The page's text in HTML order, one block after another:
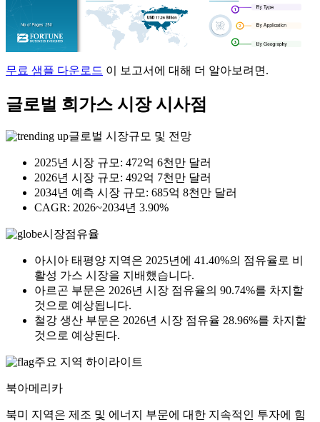
무료 샘플 다운로드 이 보고서에 대해 더 알아보려면.
글로벌 희가스 시장 시사점
글로벌 시장규모 및 전망
2025년 시장 규모: 472억 6천만 달러
2026년 시장 규모: 492억 7천만 달러
2034년 예측 시장 규모: 685억 8천만 달러
CAGR: 2026~2034년 3.90%
시장점유율
아시아 태평양 지역은 2025년에 41.40%의 점유율로 비
활성 가스 시장을 지배했습니다.
아르곤 부문은 2026년 시장 점유율의 90.74%를 차지할
것으로 예상됩니다.
철강 생산 부문은 2026년 시장 점유율 28.96%를 차지할
것으로 예상된다.
주요 지역 하이라이트
북아메리카
북미 지역은 제조 및 에너지 부문에 대한 지속적인 투자에 힘